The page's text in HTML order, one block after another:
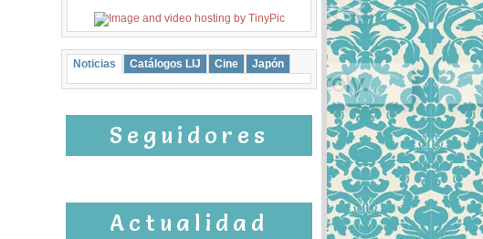
Noticias Catálogos LIJ Cine Japón
Seguidores
Actualidad